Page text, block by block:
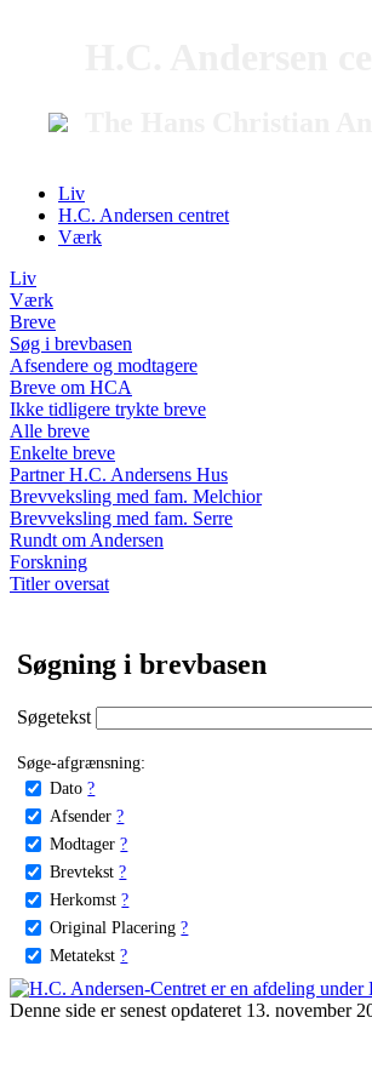
Liv
H.C. Andersen centret
Værk
Liv
Værk
Breve
Søg i brevbasen
Afsendere og modtagere
Breve om HCA
Ikke tidligere trykte breve
Alle breve
Enkelte breve
Partner H.C. Andersens Hus
Brevveksling med fam. Melchior
Brevveksling med fam. Serre
Rundt om Andersen
Forskning
Titler oversat
Søgning i brevbasen
Søgetekst
Søge-afgrænsning:
Dato ?
Afsender ?
Modtager ?
Brevtekst ?
Herkomst ?
Original Placering ?
Metatekst ?
Denne side er senest opdateret 13. november